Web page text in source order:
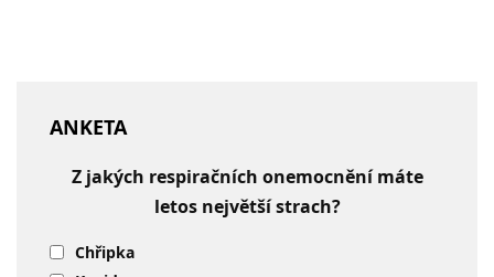
ANKETA
Z jakých respiračních onemocnění máte
letos největší strach?
Chřipka